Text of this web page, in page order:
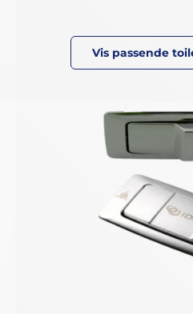
Vis passende